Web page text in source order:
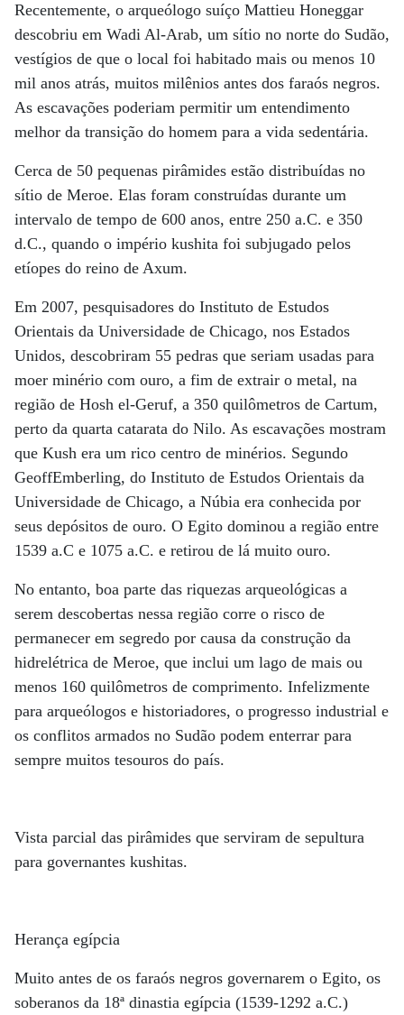
Recentemente, o arqueólogo suíço Mattieu Honeggar
descobriu em Wadi Al-Arab, um sítio no norte do Sudão,
vestígios de que o local foi habitado mais ou menos 10
mil anos atrás, muitos milênios antes dos faraós negros.
As escavações poderiam permitir um entendimento
melhor da transição do homem para a vida sedentária.
Cerca de 50 pequenas pirâmides estão distribuídas no
sítio de Meroe. Elas foram construídas durante um
intervalo de tempo de 600 anos, entre 250 a.C. e 350
d.C., quando o império kushita foi subjugado pelos
etíopes do reino de Axum.
Em 2007, pesquisadores do Instituto de Estudos
Orientais da Universidade de Chicago, nos Estados
Unidos, descobriram 55 pedras que seriam usadas para
moer minério com ouro, a fim de extrair o metal, na
região de Hosh el-Geruf, a 350 quilômetros de Cartum,
perto da quarta catarata do Nilo. As escavações mostram
que Kush era um rico centro de minérios. Segundo
GeoffEmberling, do Instituto de Estudos Orientais da
Universidade de Chicago, a Núbia era conhecida por
seus depósitos de ouro. O Egito dominou a região entre
1539 a.C e 1075 a.C. e retirou de lá muito ouro.
No entanto, boa parte das riquezas arqueológicas a
serem descobertas nessa região corre o risco de
permanecer em segredo por causa da construção da
hidrelétrica de Meroe, que inclui um lago de mais ou
menos 160 quilômetros de comprimento. Infelizmente
para arqueólogos e historiadores, o progresso industrial e
os conflitos armados no Sudão podem enterrar para
sempre muitos tesouros do país.
Vista parcial das pirâmides que serviram de sepultura
para governantes kushitas.
Herança egípcia
Muito antes de os faraós negros governarem o Egito, os
soberanos da 18ª dinastia egípcia (1539-1292 a.C.)